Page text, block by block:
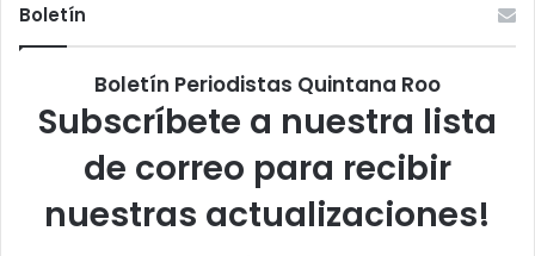
Boletín
Boletín Periodistas Quintana Roo
Subscríbete a nuestra lista
de correo para recibir
nuestras actualizaciones!